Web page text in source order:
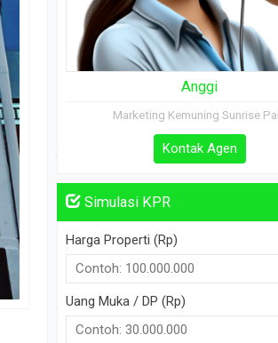
Anggi
Marketing Kemuning Sunrise
Kontak Agen
Simulasi KPR
Harga Properti (Rp)
Uang Muka / DP (Rp)